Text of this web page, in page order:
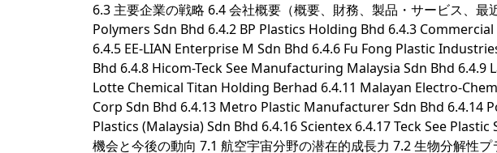
6.3 主要企業の戦略 6.4 会社概要（概要、財務、製品・サービス、
Polymers Sdn Bhd 6.4.2 BP Plastics Holding Bhd 6.4.3
6.4.5 EE-LIAN Enterprise M Sdn Bhd 6.4.6 Fu Fong Plastic
Bhd 6.4.8 Hicom-Teck See Manufacturing Malaysia Sdn Bhd 6.4.9
Lotte Chemical Titan Holding Berhad 6.4.11 Malayan Electro-
Corp Sdn Bhd 6.4.13 Metro Plastic Manufacturer Sdn Bhd 6.4.14
Plastics (Malaysia) Sdn Bhd 6.4.16 Scientex 6.4.17 Teck See
機会と今後の動向 7.1 航空宇宙分野の潜在的成長力 7.2 生物分解性